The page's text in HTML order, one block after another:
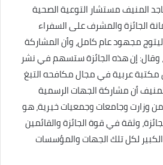
المنيف مستشار التوعية الصحية
الجائزة والمشرف على السفراء
ليتوج مجهود عام كامل، وأن المشاركة
وقال: إن هذه الجائزة ستسهم في نشر
مكتبة عربية في مجال مكافحه التبغ
أن مشاركة الجهات الرسمية
وزارت وجامعات وجمعيات خيرية، هو
وثقة في قوة الجائزة والقائمين
لكل تلك الجهات والمؤسسات